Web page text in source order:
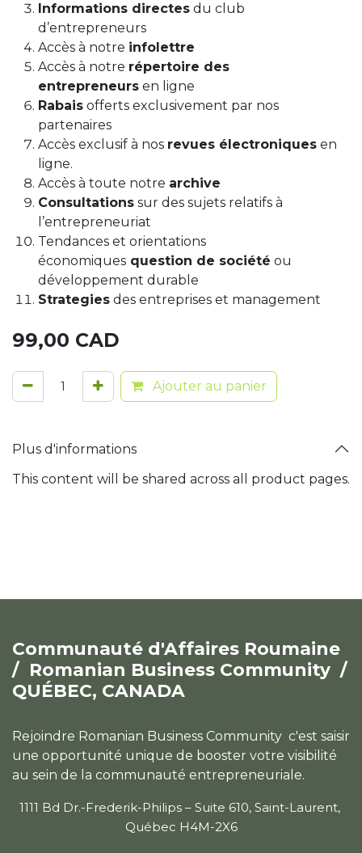
Informations directes du club
d’entrepreneurs
Accès à notre infolettre
Accès à notre répertoire des
entrepreneurs en ligne
Rabais offerts exclusivement par nos
partenaires
Accès exclusif à nos revues électroniques en
ligne.
Accès à toute notre archive
Consultations sur des sujets relatifs à
l’entrepreneuriat
Tendances et orientations
économiques question de société ou
développement durable
Strategies des entreprises et management
99,00 CAD
Ajouter au panier
Plus d'informations
This content will be shared across all product pages.
Communauté d'Affaires Roumaine
/ Romanian Business Community /
QUÉBEC, CANADA
Rejoindre Romanian Business Community c'est saisir
une opportunité unique de booster votre visibilité
au sein de la communauté entrepreneuriale.
1111 Bd Dr.-Frederik-Philips – Suite 610, Saint-Laurent,
Québec H4M-2X6